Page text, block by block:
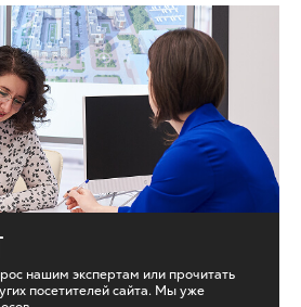
нашим экспертам или прочитать
посетителей сайта. Мы уже